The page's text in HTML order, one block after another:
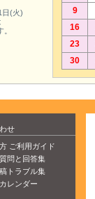
日(火)
9
16
23
30
せ
ご利用ガイド
問と回答集
トラブル集
レンダー